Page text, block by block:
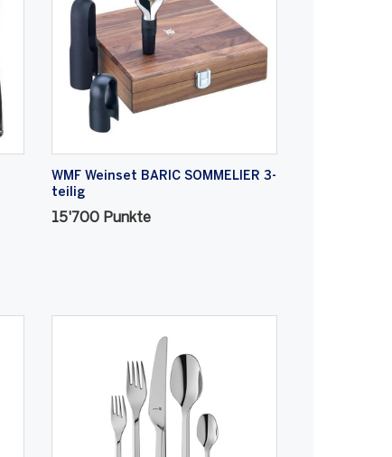
WMF Weinset BARIC SOMMELIER 3-
teilig
15'700 Punkte